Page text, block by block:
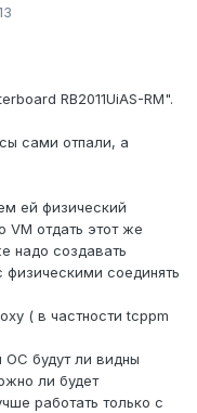
RB2011UiAS-RM".
сами отпали, а
ей физический
отдать этот же
надо создавать
соединять
( в частности tcppm
ОС будут ли видны
ли будет
работать только с